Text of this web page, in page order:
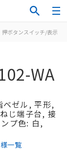
押ボタンスイッチ/表示灯
WA
ベゼル, 平形,
じ端子台, 接
プ色: 白,
一覧